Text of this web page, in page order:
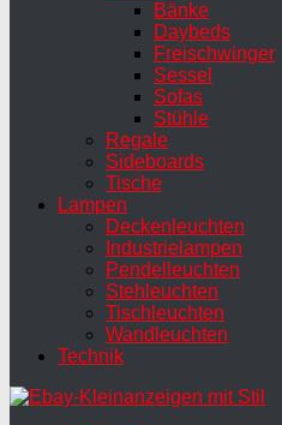
Bänke
Daybeds
Freischwinger
Sessel
Sofas
Stühle
Regale
Sideboards
Tische
Lampen
Deckenleuchten
Industrielampen
Pendelleuchten
Stehleuchten
Tischleuchten
Wandleuchten
Technik